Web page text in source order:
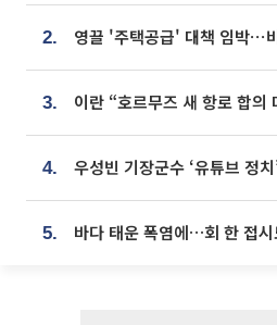
2.
3.
4.
5. 바다 태운 폭염에…회 한 접시